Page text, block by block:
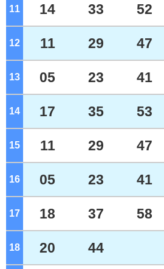
11 14 33 52
12 11 29 47
13 05 23 41
14 17 35 53
15 11 29 47
16 05 23 41
17 18 37 58
18 20 44